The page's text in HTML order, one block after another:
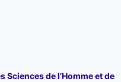
Sciences de l’Homme et de